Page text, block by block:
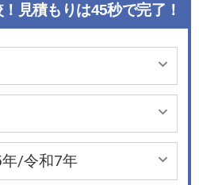
見積もりは45秒で完了！